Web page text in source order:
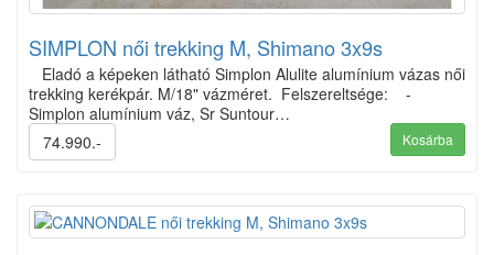
SIMPLON női trekking M, Shimano 3x9s
Eladó a képeken látható Simplon Alulite alumínium vázas női
trekking kerékpár. M/18" vázméret. Felszereltsége: -
Simplon alumínium váz, Sr Suntour…
74.990.-
Kosárba